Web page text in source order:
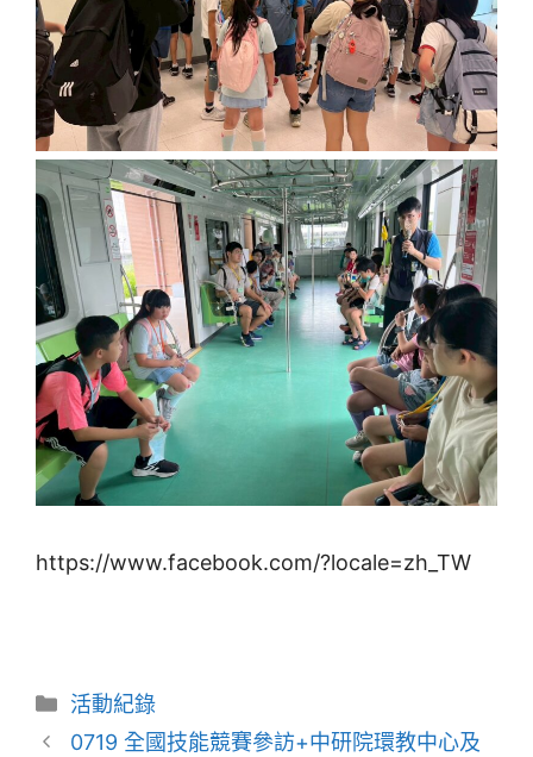
https://www.facebook.com/?locale=zh_TW
活動紀錄
0719 全國技能競賽參訪+中研院環教中心及